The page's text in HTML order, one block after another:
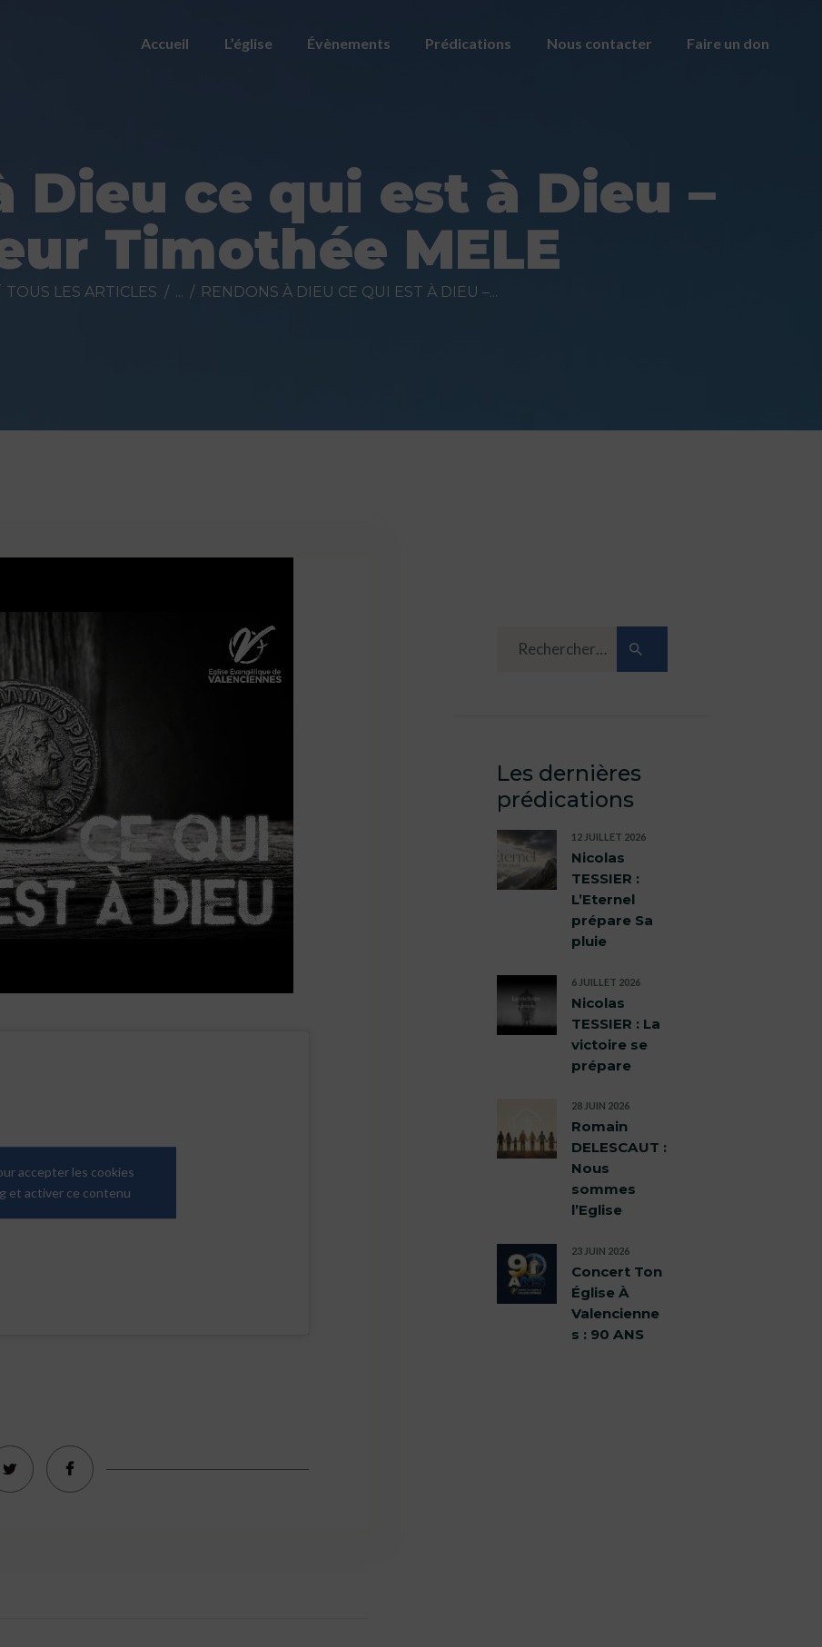
Accueil L’église Évènements Prédications Nous contacter Faire un don
Dieu ce qui est à Dieu –
Timothée MELE
TOUS LES ARTICLES ... RENDONS À DIEU CE QUI EST À DIEU –...
PRÉDICATIONS
NOUS
CONTACTER
FAIRE UN DON
accepter les cookies
et activer ce contenu
Les dernières
prédications
Nicolas
TESSIER :
L’Eternel
prépare Sa
pluie
12 JUILLET 2026
Nicolas
TESSIER : La
victoire se
prépare
6 JUILLET 2026
Romain
DELESCAUT :
Nous
sommes
l’Eglise
28 JUIN 2026
Concert Ton
Église À
Valencienne
s : 90 ANS
23 JUIN 2026